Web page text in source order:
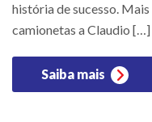
história de sucesso.
camionetas a Claudio […]
Saiba mais